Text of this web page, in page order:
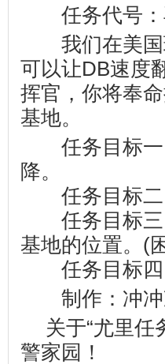
任务代号：
我们在美国
可以让DB速度
挥官，你将奉
基地。
任务目标一
降。
任务目标二
任务目标三
基地的位置。(
任务目标四
制作：冲冲
关于“尤里任
警家园 ！